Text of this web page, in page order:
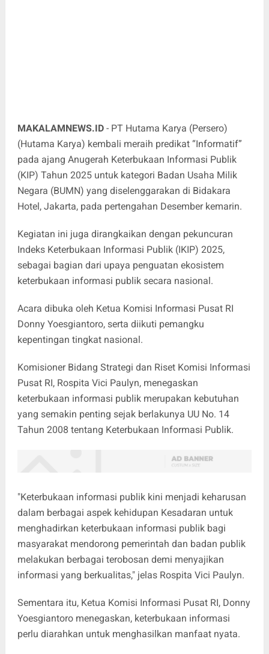
MAKALAMNEWS.ID - PT Hutama Karya (Persero)
(Hutama Karya) kembali meraih predikat “Informatif”
pada ajang Anugerah Keterbukaan Informasi Publik
(KIP) Tahun 2025 untuk kategori Badan Usaha Milik
Negara (BUMN) yang diselenggarakan di Bidakara
Hotel, Jakarta, pada pertengahan Desember kemarin.
Kegiatan ini juga dirangkaikan dengan pekuncuran
Indeks Keterbukaan Informasi Publik (IKIP) 2025,
sebagai bagian dari upaya penguatan ekosistem
keterbukaan informasi publik secara nasional.
Acara dibuka oleh Ketua Komisi Informasi Pusat RI
Donny Yoesgiantoro, serta diikuti pemangku
kepentingan tingkat nasional.
Komisioner Bidang Strategi dan Riset Komisi Informasi
Pusat RI, Rospita Vici Paulyn, menegaskan
keterbukaan informasi publik merupakan kebutuhan
yang semakin penting sejak berlakunya UU No. 14
Tahun 2008 tentang Keterbukaan Informasi Publik.
"Keterbukaan informasi publik kini menjadi keharusan
dalam berbagai aspek kehidupan Kesadaran untuk
menghadirkan keterbukaan informasi publik bagi
masyarakat mendorong pemerintah dan badan publik
melakukan berbagai terobosan demi menyajikan
informasi yang berkualitas," jelas Rospita Vici Paulyn.
Sementara itu, Ketua Komisi Informasi Pusat RI, Donny
Yoesgiantoro menegaskan, keterbukaan informasi
perlu diarahkan untuk menghasilkan manfaat nyata.